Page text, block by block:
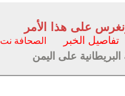
على هذا الأمر
تفاصيل الخبر الصحافة نت
على اليمن